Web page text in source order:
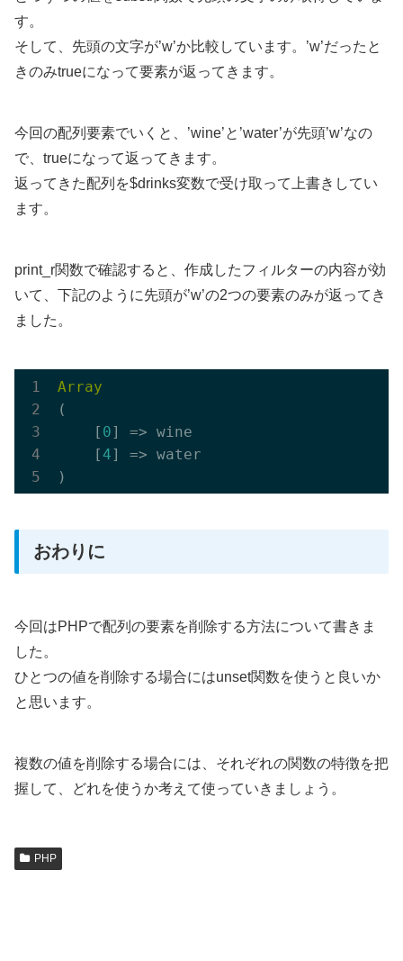
す。
そして、先頭の文字が’w’か比較しています。’w’だったと
きのみtrueになって要素が返ってきます。
今回の配列要素でいくと、’wine’と’water’が先頭’w’なの
で、trueになって返ってきます。
返ってきた配列を$drinks変数で受け取って上書きしてい
ます。
print_r関数で確認すると、作成したフィルターの内容が効
いて、下記のように先頭が’w’の2つの要素のみが返ってき
ました。
Array
(
    [
0] => wine
    [
4] => water
おわりに
今回はPHPで配列の要素を削除する方法について書きま
した。
ひとつの値を削除する場合にはunset関数を使うと良いか
と思います。
複数の値を削除する場合には、それぞれの関数の特徴を把
握して、どれを使うか考えて使っていきましょう。
PHP